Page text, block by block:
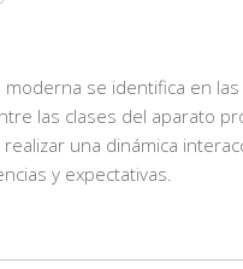
moderna se identifica en
las clases del aparato
una dinámica
y expectativas.